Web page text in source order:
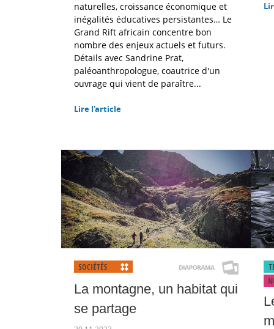
naturelles, croissance économique et
inégalités éducatives persistantes… Le
Grand Rift africain concentre bon
nombre des enjeux actuels et futurs.
Détails avec Sandrine Prat,
paléoanthropologue, coautrice d'un
ouvrage qui vient de paraître...
Lire l'article
La montagne, un habitat qui
se partage